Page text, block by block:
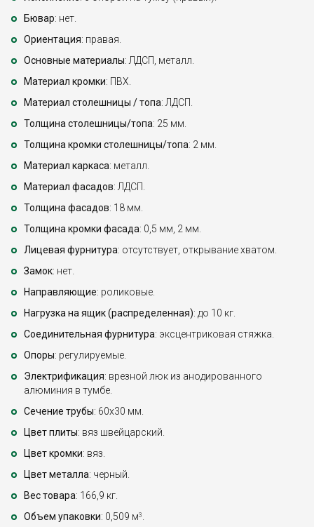
Бювар: нет.
Ориентация: правая.
Основные материалы: ЛДСП, металл.
Материал кромки: ПВХ.
Материал столешницы / топа: ЛДСП.
Толщина столешницы/топа: 25 мм.
Толщина кромки столешницы/топа: 2 мм.
Материал каркаса: металл.
Материал фасадов: ЛДСП.
Толщина фасадов: 18 мм.
Толщина кромки фасада: 0,5 мм, 2 мм.
Лицевая фурнитура: отсутствует, открывание хватом.
Замок: нет.
Направляющие: роликовые.
Нагрузка на ящик (распределенная): до 10 кг.
Соединительная фурнитура: эксцентриковая стяжка.
Опоры: регулируемые.
Электрификация: врезной люк из анодированного
алюминия в тумбе.
Сечение трубы: 60х30 мм.
Цвет плиты: вяз швейцарский.
Цвет кромки: вяз.
Цвет металла: черный.
Вес товара: 166,9 кг.
Объем упаковки: 0,509 м3 .